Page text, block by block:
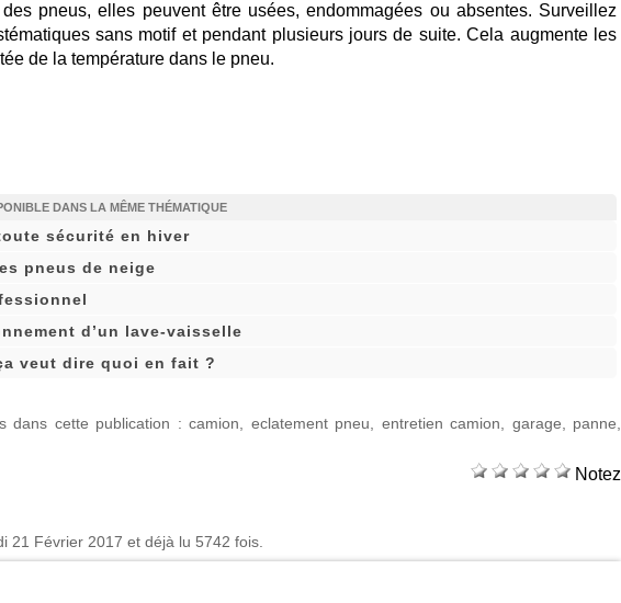
pneus, elles peuvent être usées, endommagées ou absentes. Surveillez
sans motif et pendant plusieurs jours de suite. Cela augmente les
de la température dans le pneu.
DANS LA MÊME THÉMATIQUE
sécurité en hiver
pneus de neige
d’un lave-vaisselle
veut dire quoi en fait ?
dans cette publication : camion eclatement pneu entretien camion garage panne
Notez
21 Février 2017 et déjà lu 5742 fois.